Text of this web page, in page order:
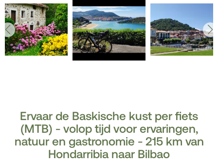
Ervaar de Baskische kust per fiets
(MTB) - volop tijd voor ervaringen,
natuur en gastronomie - 215 km van
Hondarribia naar Bilbao